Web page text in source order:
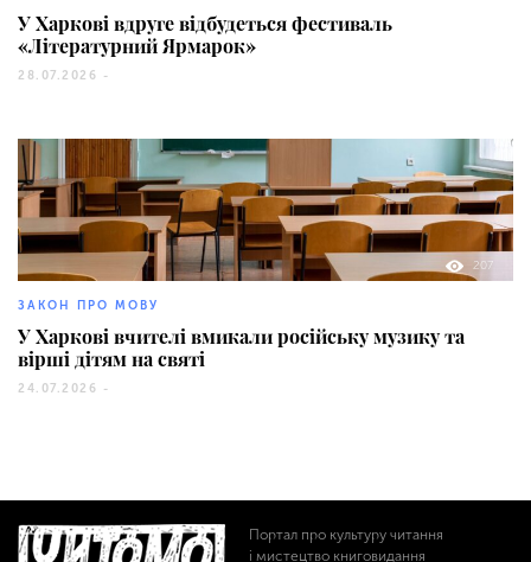
У Харкові вдруге відбудеться фестиваль
«Літературний Ярмарок»
28.07.2026 -
207
ЗАКОН ПРО МОВУ
У Харкові вчителі вмикали російську музику та
вірші дітям на святі
24.07.2026 -
Портал про культуру читання
і мистецтво книговидання